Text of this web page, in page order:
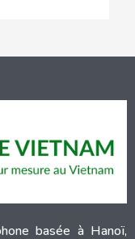
basée à Hanoï,